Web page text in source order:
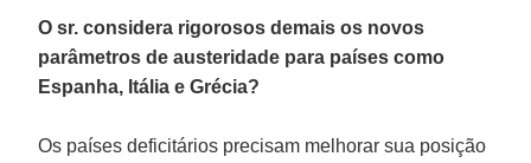
O sr. considera rigorosos demais os novos
parâmetros de austeridade para países como
Espanha, Itália e Grécia?
Os países deficitários precisam melhorar sua posição